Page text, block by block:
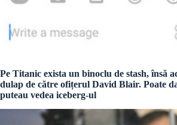
Pe Titanic exista un binoclu de stash, însă
dulap de către ofițerul David Blair. Poate
puteau vedea iceberg-ul